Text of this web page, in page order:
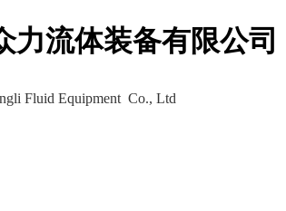
力流体装备有限公司
Fluid Equipment Co., Ltd